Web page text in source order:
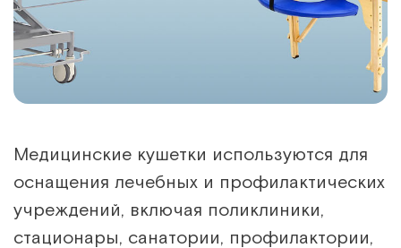
Медицинские кушетки используются для
оснащения лечебных и профилактических
учреждений, включая поликлиники,
стационары, санатории, профилактории,